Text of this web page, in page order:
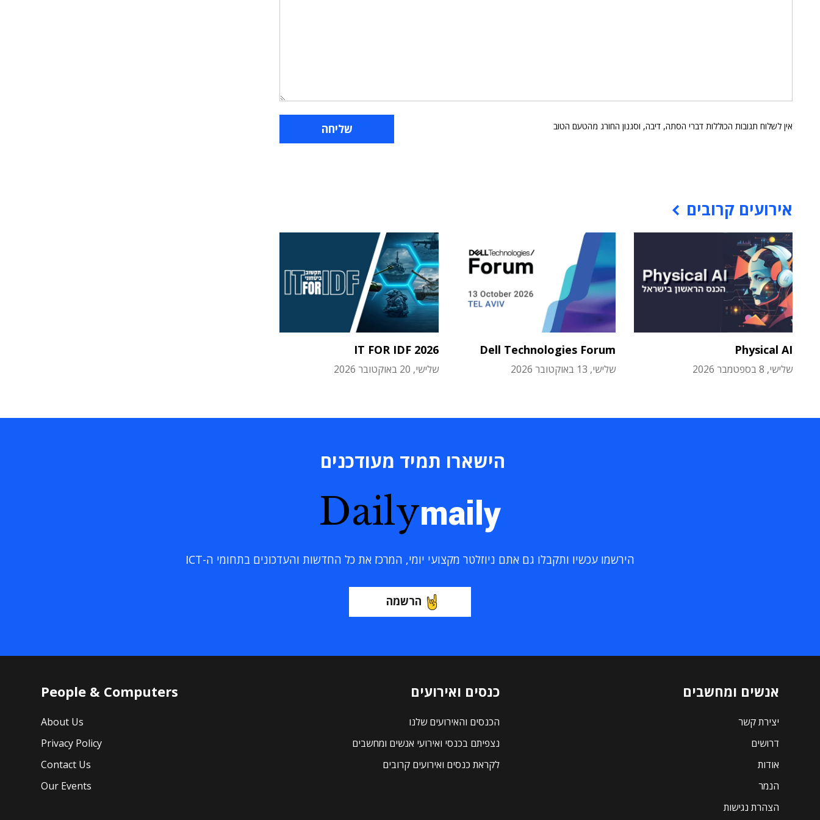
אין לשלוח תגובות הכוללות דברי הסתה, דיבה, וסגנון החורג מהטעם הטוב
אירועים קרובים
Physical AI
שלישי, 8 בספטמבר 2026
Dell Technologies Forum
שלישי, 13 באוקטובר 2026
IT FOR IDF 2026
שלישי, 20 באוקטובר 2026
הישארו תמיד מעודכנים
Dailymaily
הירשמו עכשיו ותקבלו גם אתם ניוזלטר מקצועי יומי, המרכז את כל החדשות והעדכונים בתחומי ה-ICT
הרשמה
אנשים ומחשבים
יצירת קשר
דרושים
אודות
הנמר
הצהרת נגישות
כנסים ואירועים
הכנסים והאירועים שלנו
נצפיתם בכנסי ואירועי אנשים ומחשבים
לקראת כנסים ואירועים קרובים
People & Computers
About Us
Privacy Policy
Contact Us
Our Events